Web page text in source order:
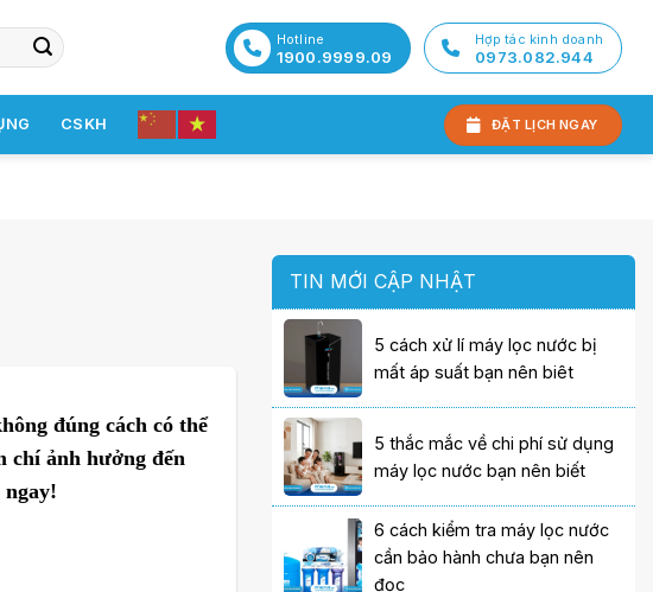
Hotline
1900.9999.09
Hợp tác kinh doanh
0973.082.944
CSKH ĐẶT LỊCH NGAY
đúng cách có thể
chí ảnh hưởng đến
TIN MỚI CẬP NHẬT
5 cách xử lí máy lọc nước bị
mất áp suất bạn nên biêt
5 thắc mắc về chi phí sử dụng
máy lọc nước bạn nên biết
6 cách kiểm tra máy lọc nước
cần bảo hành chưa bạn nên
đọc